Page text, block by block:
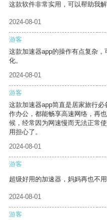
这款软件非常实用，可以帮助我解
2024-08-01
游客
这款加速器app的操作有点复杂
化。
2024-08-01
游客
这款加速器app简直是居家旅行
作办公，都能畅享高速网络，再
候，经常因为网速慢而无法正常
用担心了。
2024-08-01
游客
超级好用的加速器，妈妈再也不
2024-08-01
游客